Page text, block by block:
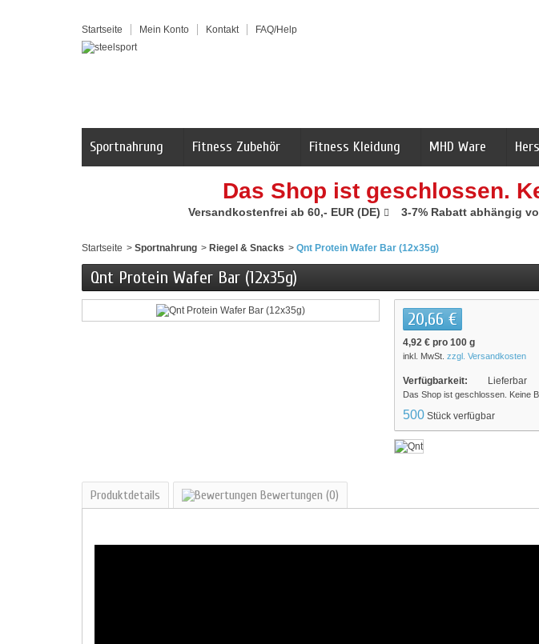
Startseite Mein Konto Kontakt FAQ/Help
Sportnahrung Fitness Zubehör Fitness Kleidung MHD Ware
Das Shop ist geschlossen.
Versandkostenfrei ab 60,- EUR (DE) 3-7% Rabatt abhängig
Startseite > Sportnahrung > Riegel & Snacks > Qnt Protein Wafer Bar (12x35g)
Qnt Protein Wafer Bar (12x35g)
20,66 €
4,92 € pro 100 g
inkl. MwSt. zzgl. Versandkosten
Verfügbarkeit: Lieferbar
Das Shop ist geschlossen. Keine
500 Stück verfügbar
Produktdetails Bewertungen (0)